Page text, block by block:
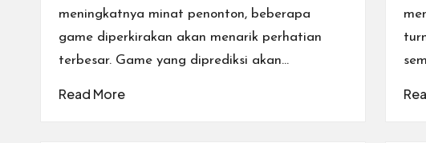
ik
meningkatnya minat penonton, beberapa
game diperkirakan akan menarik perhatian
terbesar. Game yang diprediksi akan…
Read More